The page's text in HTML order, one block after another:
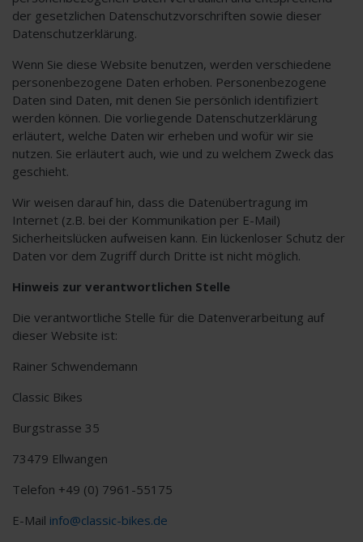
der gesetzlichen Datenschutzvorschriften sowie dieser
Datenschutzerklärung.
Wenn Sie diese Website benutzen, werden verschiedene
personenbezogene Daten erhoben. Personenbezogene
Daten sind Daten, mit denen Sie persönlich identifiziert
werden können. Die vorliegende Datenschutzerklärung
erläutert, welche Daten wir erheben und wofür wir sie
nutzen. Sie erläutert auch, wie und zu welchem Zweck das
geschieht.
Wir weisen darauf hin, dass die Datenübertragung im
Internet (z.B. bei der Kommunikation per E-Mail)
Sicherheitslücken aufweisen kann. Ein lückenloser Schutz der
Daten vor dem Zugriff durch Dritte ist nicht möglich.
Hinweis zur verantwortlichen Stelle
Die verantwortliche Stelle für die Datenverarbeitung auf
dieser Website ist:
Rainer Schwendemann
Classic Bikes
Burgstrasse 35
73479 Ellwangen
Telefon +49 (0) 7961-55175
E-Mail info@classic-bikes.de